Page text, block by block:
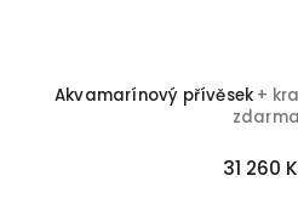
Akvamarínový přívěsek +
zdarma
31 260